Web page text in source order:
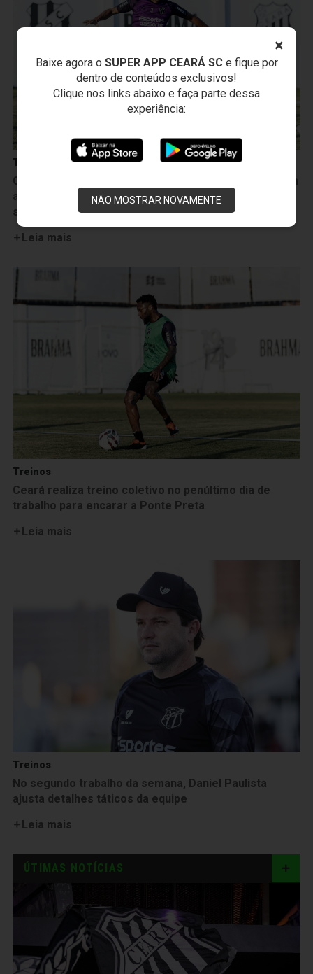
×
Baixe agora o SUPER APP CEARÁ SCe fique por
dentro de conteúdos exclusivos!
Clique nos links abaixo e faça parte dessa
experiência:
NÃO MOSTRAR NOVAMENTE
Treinos
Ceará realiza sua última atividade antes do duelo com
a Ponte Preta e está pronto para o confronto desta
sexta-feira, 7
Leia mais
Treinos
Ceará realiza treino coletivo no penúltimo dia de
trabalho para encarar a Ponte Preta
Leia mais
Treinos
No segundo trabalho da semana, Daniel Paulista
ajusta detalhes táticos da equipe
Leia mais
ÚTIMAS NOTÍCIAS